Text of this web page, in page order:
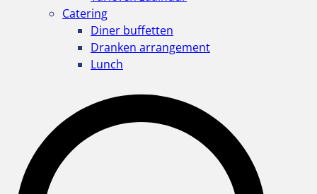
Catering
Diner buffetten
Dranken arrangement
Lunch